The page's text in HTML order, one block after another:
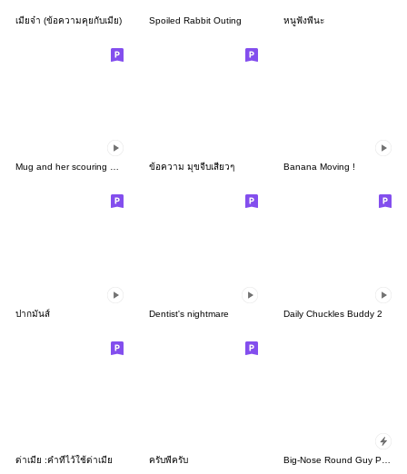
เมียจ๋า (ข้อความคุยกับเมีย) Spoiled Rabbit Outing หนูฟังพี่นะ
Mug and her scouring pad ข้อความ มุขจีบเสี่ยวๆ Banana Moving !
ปากมันส์ Dentist's nightmare Daily Chuckles Buddy 2
ด่าเมีย :คำที่ไว้ใช้ด่าเมีย ครับพี่ครับ Big-Nose Round Guy Popups